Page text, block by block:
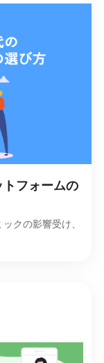
フォームの
クの影響受け、